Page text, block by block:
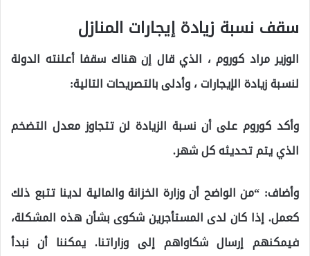
سقف نسبة زيادة إيجارات المنازل
الوزير مراد كوروم ، الذي قال إن هناك سقفا أعلنته الدولة
لنسبة زيادة الإيجارات ، وأدلى بالتصريحات التالية:
وأكد كوروم على أن نسبة الزيادة لن تتجاوز معدل التضخم
الذي يتم تحديثه كل شهر.
وأضاف: “من الواضح أن وزارة الخزانة والمالية لدينا تتبع ذلك
كعمل. إذا كان لدى المستأجرين شكوى بشأن هذه المشكلة،
فيمكنهم إرسال شكاواهم إلى وزاراتنا. يمكننا أن نبدأ